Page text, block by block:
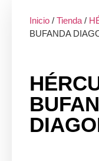
Inicio / Tienda /
BUFANDA